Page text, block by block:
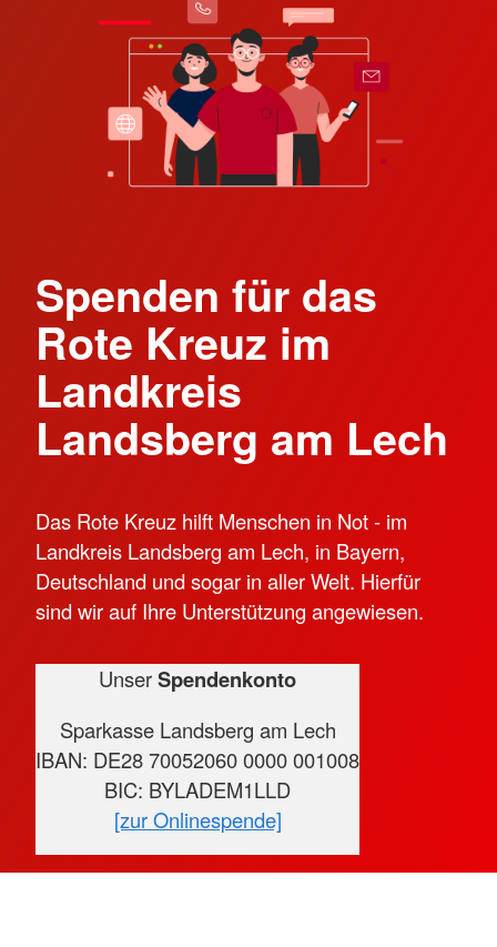
Spenden für das
Rote Kreuz im
Landkreis
Landsberg am Lech
Das Rote Kreuz hilft Menschen in Not - im
Landkreis Landsberg am Lech, in Bayern,
Deutschland und sogar in aller Welt. Hierfür
sind wir auf Ihre Unterstützung angewiesen.
UnserSpendenkonto
Sparkasse Landsberg am Lech
IBAN: DE28 70052060 0000 001008
BIC: BYLADEM1LLD
[zur Onlinespende]